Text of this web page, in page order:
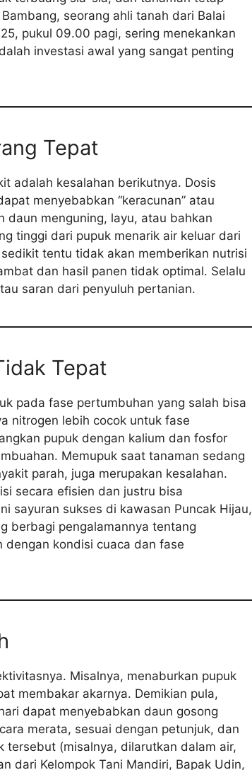
seorang ahli tanah dari Balai
pukul 09.00 pagi, sering menekankan
investasi awal yang sangat penting
Tepat
adalah kesalahan berikutnya. Dosis
menyebabkan “keracunan” atau
daun menguning, layu, atau bahkan
tinggi dari pupuk menarik air keluar dari
tentu tidak akan memberikan nutrisi
dan hasil panen tidak optimal. Selalu
saran dari penyuluh pertanian.
Tepat
pada fase pertumbuhan yang salah bisa
nitrogen lebih cocok untuk fase
pupuk dengan kalium dan fosfor
Memupuk saat tanaman sedang
parah, juga merupakan kesalahan.
secara efisien dan justru bisa
sayuran sukses di kawasan Puncak Hijau,
berbagi pengalamannya tentang
dengan kondisi cuaca dan fase
Misalnya, menaburkan pupuk
membakar akarnya. Demikian pula,
dapat menyebabkan daun gosong
merata, sesuai dengan petunjuk, dan
(misalnya, dilarutkan dalam air,
dari Kelompok Tani Mandiri, Bapak Udin,